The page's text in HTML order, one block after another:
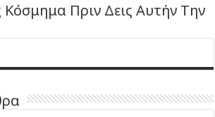
Κόσμημα Πριν Δεις Αυτήν Την